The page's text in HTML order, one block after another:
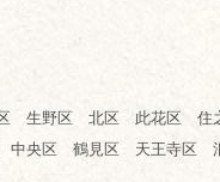
生野区 北区 此花区 住
中央区 鶴見区 天王寺区